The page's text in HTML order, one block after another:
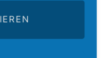
der Internetnutzung
Analytics von Ihrem